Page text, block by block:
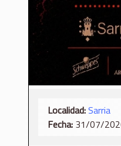
Localidad:Sarria
Fecha: 31/07/